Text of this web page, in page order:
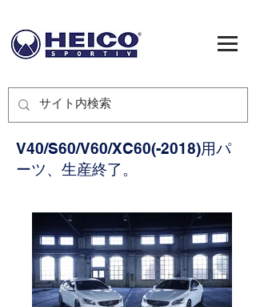
V40/S60/V60/XC60(-2018)用パ
ーツ、生産終了。